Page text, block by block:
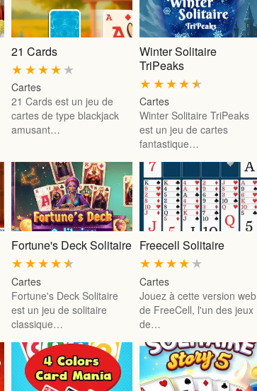
21 Cards
★
★
★
★
★
Cartes
21 Cards est un jeu de
cartes de type blackjack
amusant…
Winter Solitaire
TriPeaks
★
★
★
★
★
Cartes
Winter Solitaire TriPeaks
est un jeu de cartes
fantastique…
Fortune's Deck Solitaire
★
★
★
★
★
Cartes
Fortune's Deck Solitaire
est un jeu de solitaire
classique…
Freecell Solitaire
★
★
★
★
★
Cartes
Jouez à cette version web
de FreeCell, l'un des jeux
de…